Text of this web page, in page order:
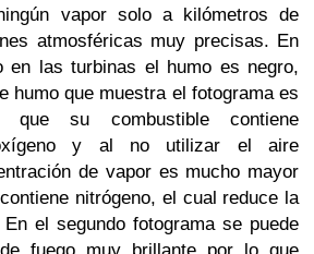
vapor solo a kilómetros de
atmosféricas muy precisas. En
en las turbinas el humo es negro,
humo que muestra el fotograma es
su combustible contiene
y al no utilizar el aire
de vapor es mucho mayor
nitrógeno, el cual reduce la
el segundo fotograma se puede